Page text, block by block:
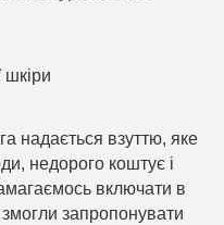
шкіри
надається взуттю, яке
недорого коштує і
включати в
запропонувати